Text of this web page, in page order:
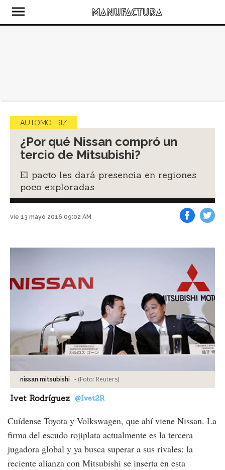
AUTOMOTRIZ
¿Por qué Nissan compró un
tercio de Mitsubishi?
El pacto les dará presencia en regiones
poco exploradas.
vie 13 mayo 2016 09:02 AM
nissan mitsubishi - (Foto: Reuters)
Ivet Rodríguez @Ivet2R
Cuídense Toyota y Volkswagen, que ahí viene Nissan. La
firma del escudo rojiplata actualmente es la tercera
jugadora global y ya busca superar a sus rivales: la
reciente alianza con Mitsubishi se inserta en esta